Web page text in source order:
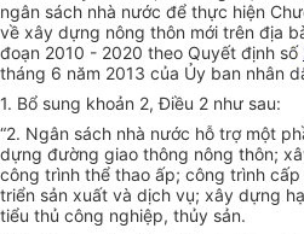
ngân sách nhà nước để thực hiện
về xây dựng nông thôn mới trên địa
đoạn 2010 - 2020 theo Quyết định số
tháng 6 năm 2013 của Ủy ban nhân
1. Bổ sung khoản 2, Điều 2 như sau:
“2. Ngân sách nhà nước hỗ trợ một
dựng đường giao thông nông thôn;
công trình thể thao ấp; công trình
triển sản xuất và dịch vụ; xây dựng
tiểu thủ công nghiệp, thủy sản.